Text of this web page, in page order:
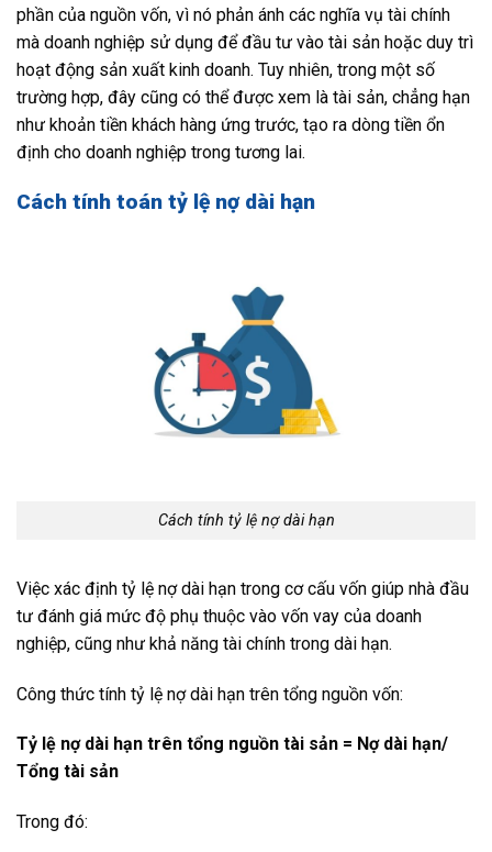
phần của nguồn vốn, vì nó phản ánh các nghĩa vụ tài chính
mà doanh nghiệp sử dụng để đầu tư vào tài sản hoặc duy trì
hoạt động sản xuất kinh doanh. Tuy nhiên, trong một số
trường hợp, đây cũng có thể được xem là tài sản, chẳng hạn
như khoản tiền khách hàng ứng trước, tạo ra dòng tiền ổn
định cho doanh nghiệp trong tương lai.
Cách tính toán tỷ lệ nợ dài hạn
Cách tính tỷ lệ nợ dài hạn
Việc xác định tỷ lệ nợ dài hạn trong cơ cấu vốn giúp nhà đầu
tư đánh giá mức độ phụ thuộc vào vốn vay của doanh
nghiệp, cũng như khả năng tài chính trong dài hạn.
Công thức tính tỷ lệ nợ dài hạn trên tổng nguồn vốn:
Tỷ lệ nợ dài hạn trên tổng nguồn tài sản = Nợ dài hạn/
Tổng tài sản
Trong đó: